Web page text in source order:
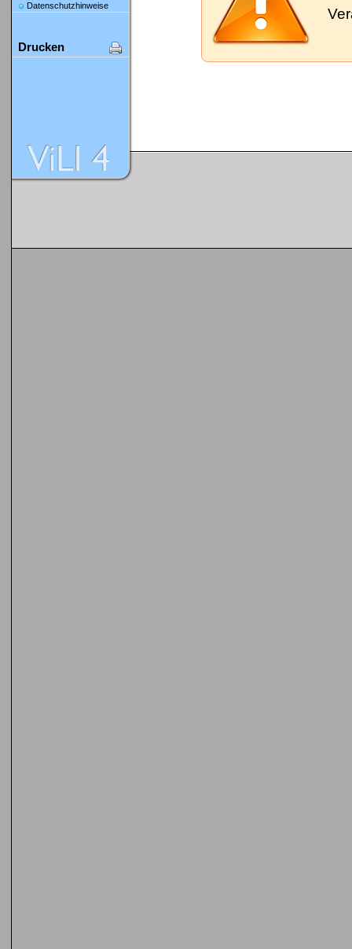
Datenschutzhinweise
Drucken